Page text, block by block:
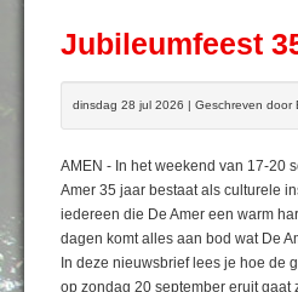
Over Bennie Wolbers
Adverteren
Contact / Tiplijn
Fotoboek
102 kaarsen voor eeuwling Mieke
Jubileumfeest
dinsdag 28 jul 2026 | Geschreven door
AMEN - In het weekend van 17-20
Amer 35 jaar bestaat als culturele
iedereen die De Amer een warm
dagen komt alles aan bod wat De
In deze nieuwsbrief lees je hoe de
op zondag 20 september eruit gaat